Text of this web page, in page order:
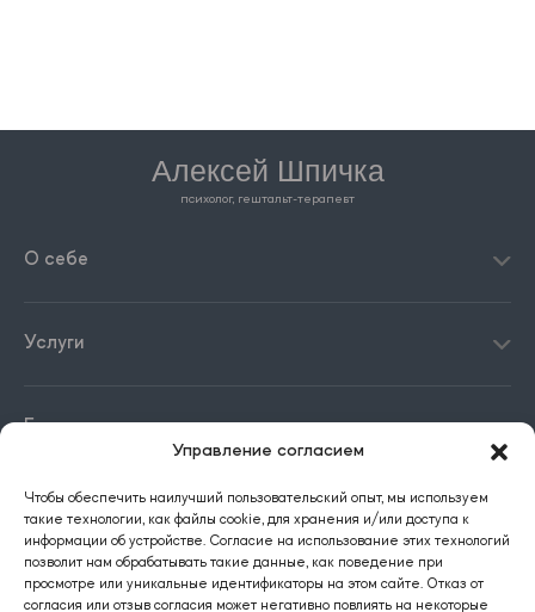
Управление согласием
Чтобы обеспечить наилучший пользовательский опыт, мы используем
такие технологии, как файлы cookie, для хранения и/или доступа к
информации об устройстве. Согласие на использование этих технологий
позволит нам обрабатывать такие данные, как поведение при
просмотре или уникальные идентификаторы на этом сайте. Отказ от
согласия или отзыв согласия может негативно повлиять на некоторые
Алексей Шпичка
психолог, гештальт-терапевт
О себе
Услуги
Блог